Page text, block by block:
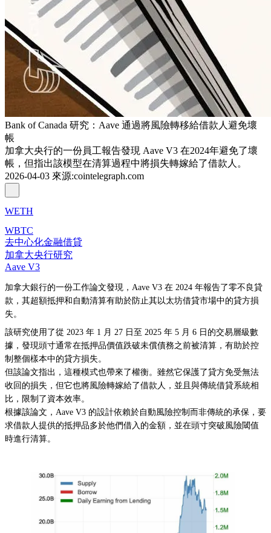
Bank of Canada 研究：Aave 通過將風險轉移給借款人避免壞
帳
加拿大央行的一份員工報告發現 Aave V3 在2024年避免了壞
帳，但指出該模型在清算過程中將損失轉嫁給了借款人。
2026-04-03 來源:cointelegraph.com
WETH
WBTC
去中心化金融借貸
加拿大央行研究
Aave V3
加拿大銀行的一份工作論文發現，Aave V3 在 2024 年報告了零不良貸
款，其超額抵押和自動清算有助於防止其以太坊借貸市場中的貸方損
失。
該研究使用了從 2023 年 1 月 27 日至 2025 年 5 月 6 日的交易層級數
據，發現頭寸通常在抵押品價值跌破未償債務之前被清算，有助於控
制整個樣本中的貸方損失。
但該論文指出，這種模式也帶來了權衡。雖然它保護了貸方免受無法
收回的損失，但它也將風險轉嫁給了借款人，並且與傳統借貸系統相
比，限制了資本效率。
根據該論文，Aave V3 的設計依賴於自動風險控制而非傳統的承保，要
求借款人提供的抵押品多於他們借入的金額，並在頭寸突破風險閾值
時進行清算。